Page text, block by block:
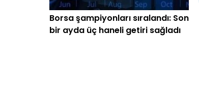
Borsa şampiyonları sıralandı: Son
bir ayda üç haneli getiri sağladı